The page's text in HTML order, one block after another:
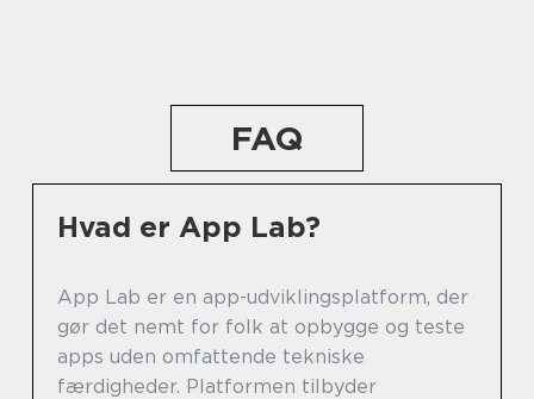
FAQ
Hvad er App Lab?
App Lab er en app-udviklingsplatform, der
gør det nemt for folk at opbygge og teste
apps uden omfattende tekniske
færdigheder. Platformen tilbyder